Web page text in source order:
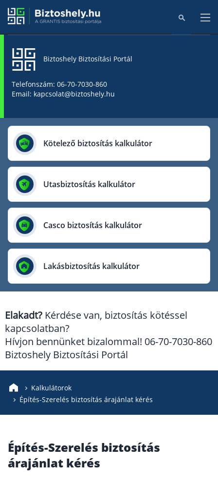
Biztosítók
AIG Biztosító
Allianz Biztosító
Cig Pannónia Biztosító
Genertel Biztosító
Groupama Biztosító
KÖBE Biztosító Egyesület
Mondial Assistance Biztosító
Posta Biztosító
Union Biztosító
Wáberer Hungária Biztosító
Biztoshely Biztosítási Portál
Telefonszám: 06-70-7030-860
Email: kapcsolat@biztoshely.hu
Kötelező biztosítás kalkulátor
Utasbiztosítás kalkulátor
Casco biztosítás kalkulátor
Lakásbiztosítás kalkulátor
Elakadt? Kérdése van, biztosítás kötéssel
kapcsolatban?
Hívjon bennünket bizalommal! 06-70-7030-860
Biztoshely Biztosítási Portál
Kalkulátorok
Építés-Szerelés biztosítás árajánlat kérés
Építés-Szerelés biztosítás
árajánlat kérés